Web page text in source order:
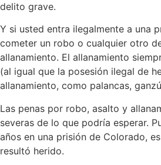
delito grave.
Y si usted entra ilegalmente a una
cometer un robo o cualquier otro
allanamiento. El allanamiento
(al igual que la posesión ilegal de
allanamiento, como palancas,
Las penas por robo, asalto y
severas de lo que podría esperar.
años en una prisión de Colorado,
resultó herido.